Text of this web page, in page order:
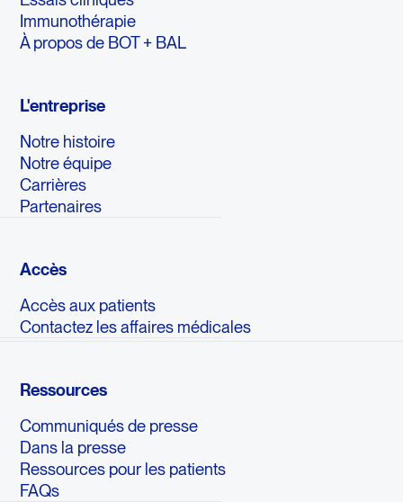
Immunothérapie
À propos de BOT + BAL
L'entreprise
Notre histoire
Notre équipe
Carrières
Partenaires
Accès
Accès aux patients
Contactez les affaires médicales
Ressources
Communiqués de presse
Dans la presse
Ressources pour les patients
FAQs